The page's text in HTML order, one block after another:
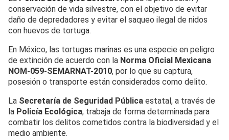
conservación de vida silvestre, con el objetivo de evitar
daño de depredadores y evitar el saqueo ilegal de nidos
con huevos de tortuga.
En México, las tortugas marinas es una especie en peligro
de extinción de acuerdo con la Norma Oficial Mexicana
NOM-059-SEMARNAT-2010, por lo que su captura,
posesión o transporte están considerados como delito.
La Secretaría de Seguridad Pública estatal, a través de
la Policía Ecológica, trabaja de forma determinada para
combatir los delitos cometidos contra la biodiversidad y el
medio ambiente.